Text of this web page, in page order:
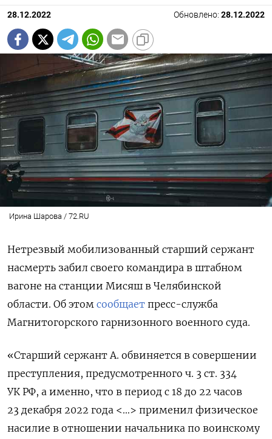
28.12.2022 Обновлено: 28.12.2022
Ирина Шарова / 72.RU
Нетрезвый мобилизованный старший сержант
насмерть забил своего командира в штабном
вагоне на станции Мисяш в Челябинской
области. Об этом сообщает пресс-служба
Магнитогорского гарнизонного военного суда.
«Старший сержант А. обвиняется в совершении
преступления, предусмотренного ч. 3 ст. 334
УК РФ, а именно, что в период с 18 до 22 часов
23 декабря 2022 года <…> применил физическое
насилие в отношении начальника по воинскому